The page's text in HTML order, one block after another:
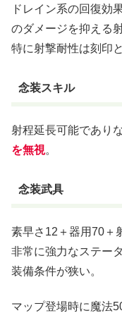
ドレイン系の回復効
のダメージを抑える
特に射撃耐性は刻印
念装スキル
射程延長可能であり
を無視。
念装武具
素早さ12＋器用70＋
非常に強力なステータ
装備条件が狭い。
マップ登場時に魔法